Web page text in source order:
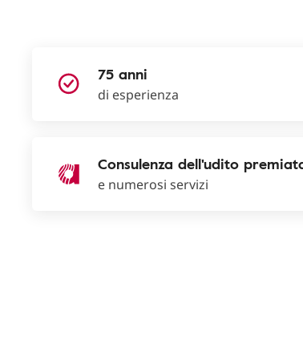
75 anni
di esperienza
Consulenza dell'udito
e numerosi servizi